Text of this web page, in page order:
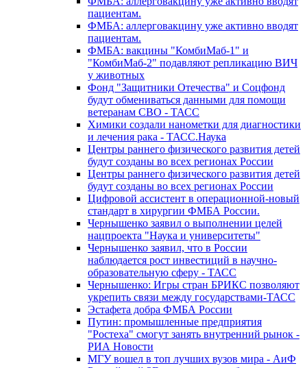
пациентам.
ФМБА: аллерговакцину уже активно вводят
пациентам.
ФМБА: вакцины "КомбиМаб-1" и
"КомбиМаб-2" подавляют репликацию ВИЧ
у животных
Фонд "Защитники Отечества" и Соцфонд
будут обмениваться данными для помощи
ветеранам СВО - ТАСС
Химики создали нанометки для диагностики
и лечения рака - ТАСС.Наука
Центры раннего физического развития детей
будут созданы во всех регионах России
Центры раннего физического развития детей
будут созданы во всех регионах России
Цифровой ассистент в операционной-новый
стандарт в хирургии ФМБА России.
Чернышенко заявил о выполнении целей
нацпроекта "Наука и университеты"
Чернышенко заявил, что в России
наблюдается рост инвестиций в научно-
образовательную сферу - ТАСС
Чернышенко: Игры стран БРИКС позволяют
укрепить связи между государствами-ТАСС
Эстафета добра ФМБА России
Путин: промышленные предприятия
"Ростеха" смогут занять внутренний рынок -
РИА Новости
МГУ вошел в топ лучших вузов мира - АиФ